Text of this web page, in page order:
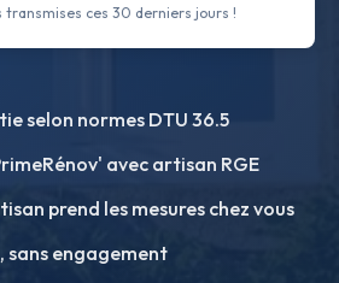
transmises ces 30 derniers jours !
selon normes DTU 36.5
avec artisan RGE
prend les mesures chez vous
sans engagement